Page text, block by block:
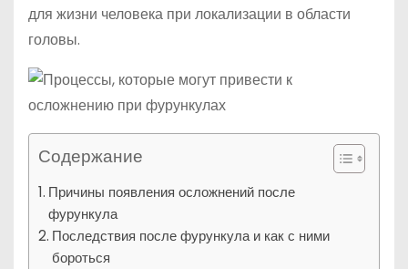
для жизни человека при локализации в области
головы.
Содержание
Причины появления осложнений после
фурункула
Последствия после фурункула и как с ними
бороться